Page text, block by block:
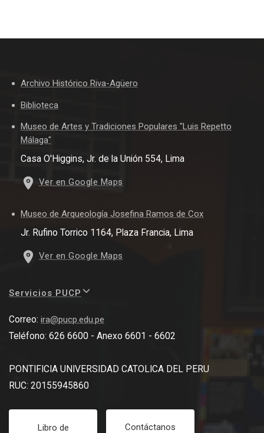
Archivo Histórico Riva-Agüero
Biblioteca
Museo de Artes y Tradiciones Populares "Luis Repetto
Málaga"
Casa O'Higgins, Jr. de la Unión 554, Lima
Ver en Google Maps
Museo de Arqueología Josefina Ramos de Cox
Jr. Rufino Torrico 1164, Plaza Francia, Lima
Ver en Google Maps
Servicios PUCP
Correo: ira@pucp.edu.pe
Teléfono: 626 6600 - Anexo 6601 - 6602
PONTIFICIA UNIVERSIDAD CATOLICA DEL PERU
RUC: 20155945860
Libro de
Contáctanos